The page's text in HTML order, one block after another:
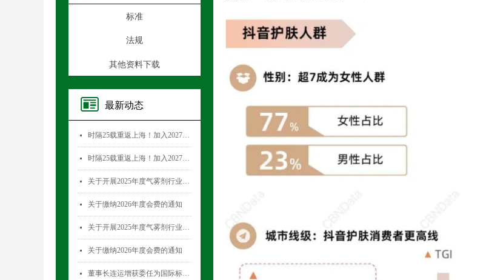
标准
法规
其他资料下载
最新动态
넷 时隔25载重返上海！加入2027国际气雾剂与金属容器展览会，直面30,000+全球买家！
넷 时隔25载重返上海！加入2027国际气雾剂与金属容器展览会，直面30,000+全球买家！
넷 关于开展2025年度气雾剂行业数据统计工作的通知
넷 关于缴纳2026年度会费的通知
넷 关于开展2025年度气雾剂行业数据统计工作的通知
넷 关于缴纳2026年度会费的通知
넷 董事长连运增获委任为国际标准化组织薄壁金属容器技术委员会(ISO/TC52)主席